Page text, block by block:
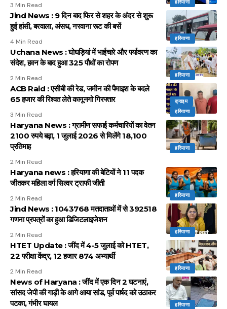
हरियाणा
3 Min Read
हरियाणा
Jind News : 9 दिन बाद फिर से शहर के अंदर से शुरू
हुई हांसी, बरवाला, अंसध, नरवाना रूट की बसें
4 Min Read
हरियाणा
Uchana News : घोघड़ियां में भाईचारे और पर्यावरण का
संदेश, हवन के बाद हुआ 325 पौधों का रोपण
2 Min Read
क्राइम
हरियाणा
ACB Raid : एसीबी की रेड, जमीन की पैमाइश के बदले
65 हजार की रिश्वत लेते कानूनगो गिरफ्तार
3 Min Read
हरियाणा
Haryana News : ग्रामीण सफाई कर्मचारियों का वेतन
2100 रुपये बढ़ा, 1 जुलाई 2026 से मिलेंगे 18,100
प्रतिमाह
2 Min Read
हरियाणा
Haryana news : हरियाणा की बेटियों ने 11 पदक
जीतकर महिला वर्ग सिल्वर ट्राफी जीती
2 Min Read
हरियाणा
Jind News : 1043768 मतदाताओं में से 392518
गणना प्रपत्रों का हुआ डिजिटलाइजेशन
2 Min Read
हरियाणा
HTET Update : जींद में 4-5 जुलाई को HTET,
22 परीक्षा केंद्र, 12 हजार 874 अभ्यार्थी
2 Min Read
हरियाणा
News of Haryana : जींद में एक दिन 2 घटनाएं,
सांसद जेपी की गाड़ी के आगे आया सांड, पूर्व पार्षद को उठाकर
पटका, गंभीर घायल